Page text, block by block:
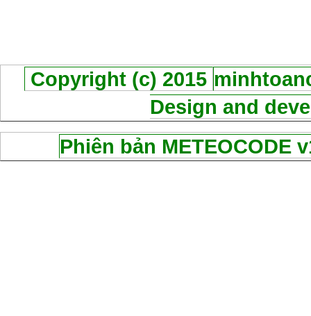
Copyright (c) 2015
Design and
Phiên bản METEOCODE